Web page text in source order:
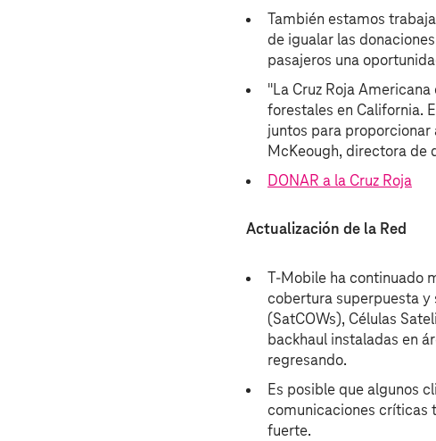
También estamos
de igualar las
pasajeros una
"La Cruz Roja
forestales en California.
juntos para proporcionar
McKeough, directora de
DONAR a la Cruz Roja
Actualización de la Red
T‑Mobile ha continuado
cobertura superpuesta y
(SatCOWs), Células
backhaul instaladas en
regresando.
Es posible que algunos
comunicaciones críticas
fuerte.